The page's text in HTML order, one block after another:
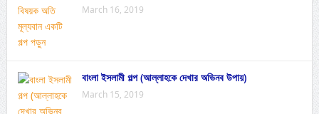
March 16, 2019
বাংলা ইসলামী গল্প (আল্লাহকে দেখার অভিনব উপায়)
March 15, 2019